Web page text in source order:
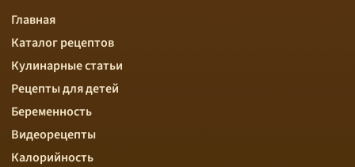
Главная
Каталог рецептов
Кулинарные статьи
Рецепты для детей
Беременность
Видеорецепты
Калорийность